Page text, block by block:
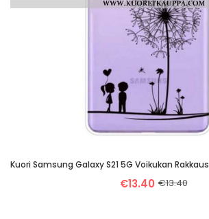
Kuori Samsung Galaxy S21 5G Voikukan Rakkaus
€13.40 €13.40